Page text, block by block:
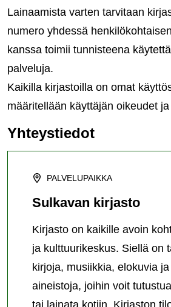
Lainaamista varten tarvitaan
numero yhdessä
kanssa toimii tunnisteena
palveluja.
Kaikilla kirjastoilla on omat
määritellään käyttäjän oikeudet
Yhteystiedot
PALVELUPAIKKA
Sulkavan kirjasto
Kirjasto on kaikille avoin
ja kulttuurikeskus. Siellä on
kirjoja, musiikkia, elokuvia
aineistoja, joihin voit
tai lainata kotiin. Kirjaston